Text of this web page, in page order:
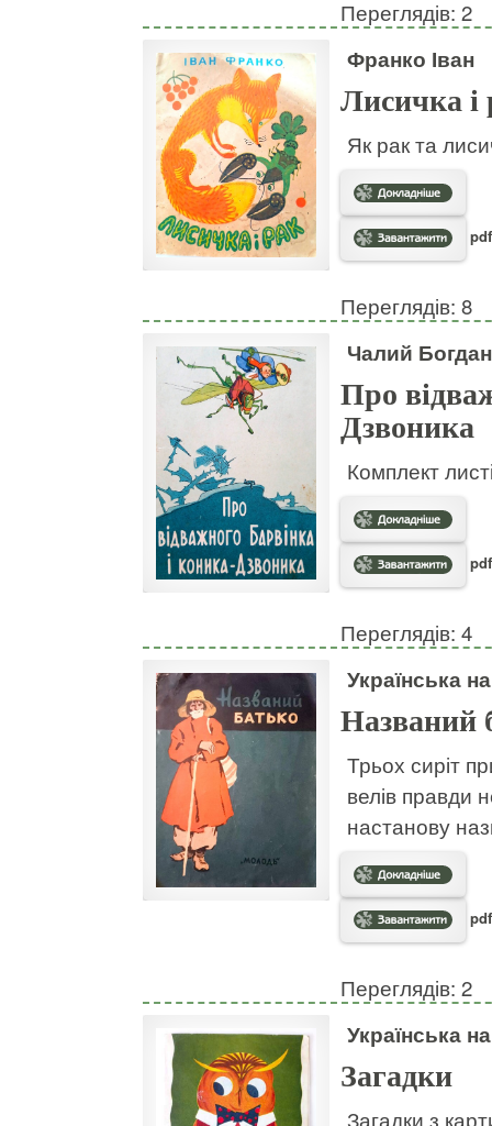
Переглядів: 2
Франко Іван
Лисичка і
Як рак та
Переглядів: 8
Чалий
Про
Дзвоника
Комплект
Переглядів: 4
Українська
Названий
Трьох сиріт
велів правди
настанову
Переглядів: 2
Українська
Загадки
Загадки з